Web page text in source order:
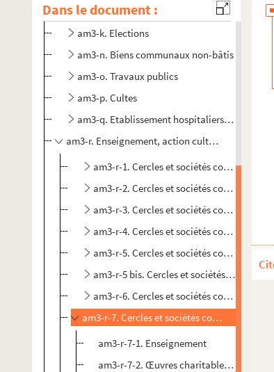
Dans le document :
am3-ia1. Archives de la police de Lille -
am3-k. Elections
am3-n. Biens communaux non-bâtis
am3-o. Travaux publics
am3-p. Cultes
am3-q. Etablissement hospitaliers et œuvres
am3-r. Enseignement, action culturelle, sport,
am3-r-1. Cercles et sociétés concerts
am3-r-2. Cercles et sociétés concerts
am3-r-3. Cercles et sociétés concerts
am3-r-4. Cercles et sociétés concerts
am3-r-5. Cercles et sociétés concerts
am3-r-5 bis. Cercles et sociétés concerts
am3-r-6. Cercles et sociétés concerts
am3-r-7. Cercles et sociétés concerts
am3-r-7-1. Enseignement
am3-r-7-2. Œuvres charitables et sociétés